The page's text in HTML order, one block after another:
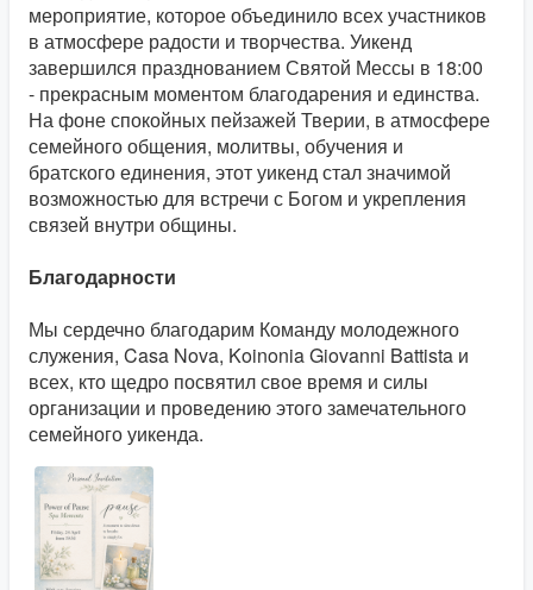
мероприятие, которое объединило всех участников
в атмосфере радости и творчества. Уикенд
завершился празднованием Святой Мессы в 18:00
- прекрасным моментом благодарения и единства.
На фоне спокойных пейзажей Тверии, в атмосфере
семейного общения, молитвы, обучения и
братского единения, этот уикенд стал значимой
возможностью для встречи с Богом и укрепления
связей внутри общины.
Благодарности
Мы сердечно благодарим Команду молодежного
служения, Casa Nova, Koinonia Giovanni Battista и
всех, кто щедро посвятил свое время и силы
организации и проведению этого замечательного
семейного уикенда.